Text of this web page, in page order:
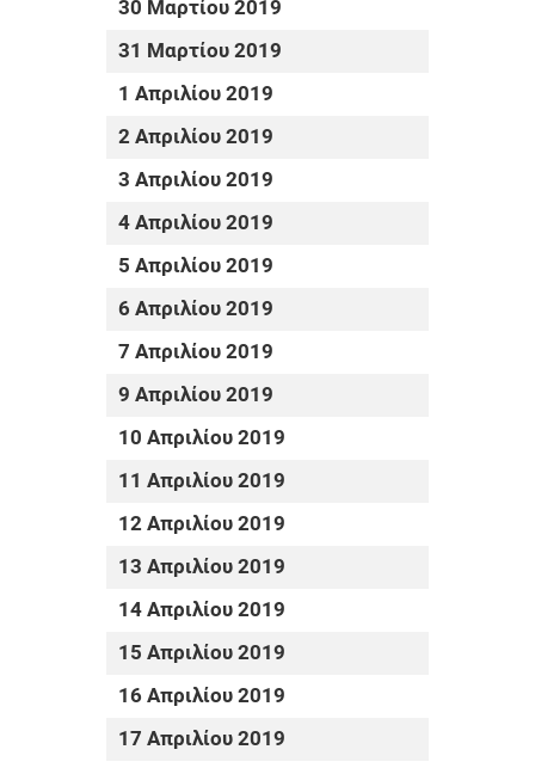
30 Μαρτίου 2019
31 Μαρτίου 2019
1 Απριλίου 2019
2 Απριλίου 2019
3 Απριλίου 2019
4 Απριλίου 2019
5 Απριλίου 2019
6 Απριλίου 2019
7 Απριλίου 2019
9 Απριλίου 2019
10 Απριλίου 2019
11 Απριλίου 2019
12 Απριλίου 2019
13 Απριλίου 2019
14 Απριλίου 2019
15 Απριλίου 2019
16 Απριλίου 2019
17 Απριλίου 2019